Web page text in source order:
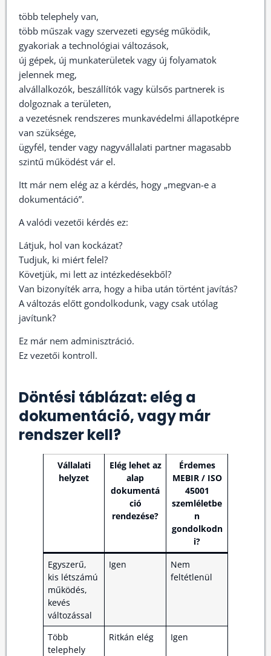
több telephely van,
több műszak vagy szervezeti egység működik,
gyakoriak a technológiai változások,
új gépek, új munkaterületek vagy új folyamatok
jelennek meg,
alvállalkozók, beszállítók vagy külsős partnerek is
dolgoznak a területen,
a vezetésnek rendszeres munkavédelmi állapotképre
van szüksége,
ügyfél, tender vagy nagyvállalati partner magasabb
szintű működést vár el.
Itt már nem elég az a kérdés, hogy „megvan-e a
dokumentáció”.
A valódi vezetői kérdés ez:
Látjuk, hol van kockázat?
Tudjuk, ki miért felel?
Követjük, mi lett az intézkedésekből?
Van bizonyíték arra, hogy a hiba után történt javítás?
A változás előtt gondolkodunk, vagy csak utólag
javítunk?
Ez már nem adminisztráció.
Ez vezetői kontroll.
Döntési táblázat: elég a
dokumentáció, vagy már
rendszer kell?
Vállalati
helyzet
Elég lehet az
alap
dokumentá
ció
rendezése?
Érdemes
MEBIR / ISO
45001
szemléletbe
n
gondolkodn
i?
Egyszerű,
kis létszámú
működés,
kevés
változással
Igen
Nem
feltétlenül
Több
telephely
Ritkán elég Igen